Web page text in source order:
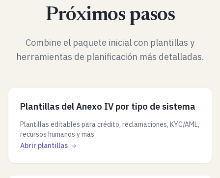
Próximos pasos
Combine el paquete inicial con plantillas y
herramientas de planificación más detalladas.
Plantillas del Anexo IV por tipo de sistema
Plantillas editables para crédito, reclamaciones, KYC/AML,
recursos humanos y más.
Abrir plantillas